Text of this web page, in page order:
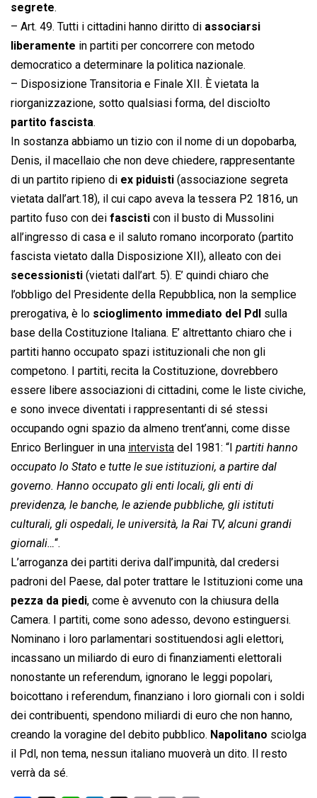
segrete.
– Art. 49. Tutti i cittadini hanno diritto di associarsi
liberamente in partiti per concorrere con metodo
democratico a determinare la politica nazionale.
– Disposizione Transitoria e Finale XII. È vietata la
riorganizzazione, sotto qualsiasi forma, del disciolto
partito fascista.
In sostanza abbiamo un tizio con il nome di un dopobarba,
Denis, il macellaio che non deve chiedere, rappresentante
di un partito ripieno di ex piduisti (associazione segreta
vietata dall’art.18), il cui capo aveva la tessera P2 1816, un
partito fuso con dei fascisti con il busto di Mussolini
all’ingresso di casa e il saluto romano incorporato (partito
fascista vietato dalla Disposizione XII), alleato con dei
secessionisti (vietati dall’art. 5). E’ quindi chiaro che
l’obbligo del Presidente della Repubblica, non la semplice
prerogativa, è lo scioglimento immediato del Pdl sulla
base della Costituzione Italiana. E’ altrettanto chiaro che i
partiti hanno occupato spazi istituzionali che non gli
competono. I partiti, recita la Costituzione, dovrebbero
essere libere associazioni di cittadini, come le liste civiche,
e sono invece diventati i rappresentanti di sé stessi
occupando ogni spazio da almeno trent’anni, come disse
Enrico Berlinguer in una intervista del 1981: “I partiti hanno
occupato lo Stato e tutte le sue istituzioni, a partire dal
governo. Hanno occupato gli enti locali, gli enti di
previdenza, le banche, le aziende pubbliche, gli istituti
culturali, gli ospedali, le università, la Rai TV, alcuni grandi
giornali…“.
L’arroganza dei partiti deriva dall’impunità, dal credersi
padroni del Paese, dal poter trattare le Istituzioni come una
pezza da piedi, come è avvenuto con la chiusura della
Camera. I partiti, come sono adesso, devono estinguersi.
Nominano i loro parlamentari sostituendosi agli elettori,
incassano un miliardo di euro di finanziamenti elettorali
nonostante un referendum, ignorano le leggi popolari,
boicottano i referendum, finanziano i loro giornali con i soldi
dei contribuenti, spendono miliardi di euro che non hanno,
creando la voragine del debito pubblico. Napolitano sciolga
il Pdl, non tema, nessun italiano muoverà un dito. Il resto
verrà da sé.